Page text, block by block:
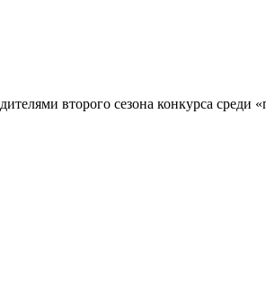
второго сезона конкурса среди